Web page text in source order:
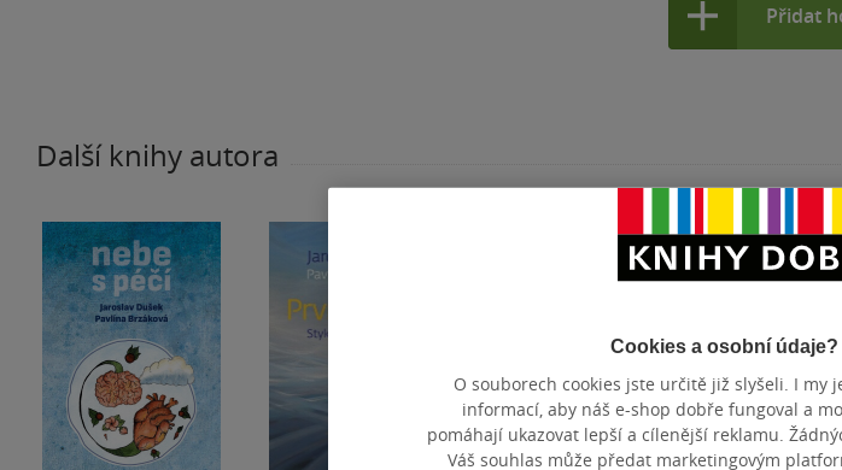
Přidat
Další knihy autora
Cookies a osobní
O souborech cookies jste určitě již slyšeli. I my
informací, aby náš e-shop dobře fungoval a
pomáhají ukazovat lepší a cílenější reklamu.
Váš souhlas může předat marketingovým